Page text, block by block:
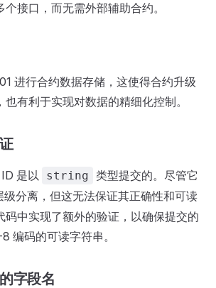
接口，而无需外部辅助合约。
进行合约数据存储，这使得合约升级
有利于实现对数据的精细化控制。
是以 string 类型提交的。尽管它
级分离，但这无法保证其正确性和可读
码中实现了额外的验证，以确保提交的
编码的可读字符串。
字段名